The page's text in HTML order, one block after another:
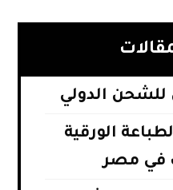
للشحن الدولي
الورقية
في مصر